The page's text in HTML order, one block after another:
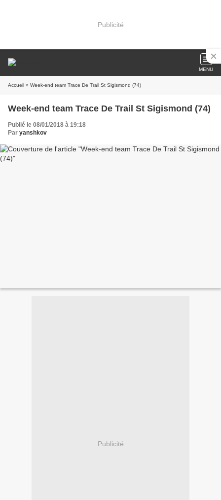
Publicité
MENU
Accueil » Week-end team Trace De Trail St Sigismond (74)
Week-end team Trace De Trail St Sigismond (74)
Publié le 08/01/2018 à 19:18
Par yanshkov
Publicité